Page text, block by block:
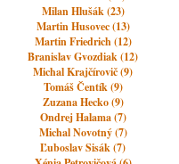
Milan Hlušák (23)
Martin Husovec (13)
Martin Friedrich (12)
Branislav Gvozdiak (12)
Michal Krajčírovič (9)
Tomáš Čentík (9)
Zuzana Hecko (9)
Ondrej Halama (7)
Michal Novotný (7)
Ľuboslav Sisák (7)